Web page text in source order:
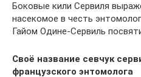
Боковые кили Сервиля
насекомое в честь
Гайом Одине-Сервиль
Своё название севчук
французского энтомолога